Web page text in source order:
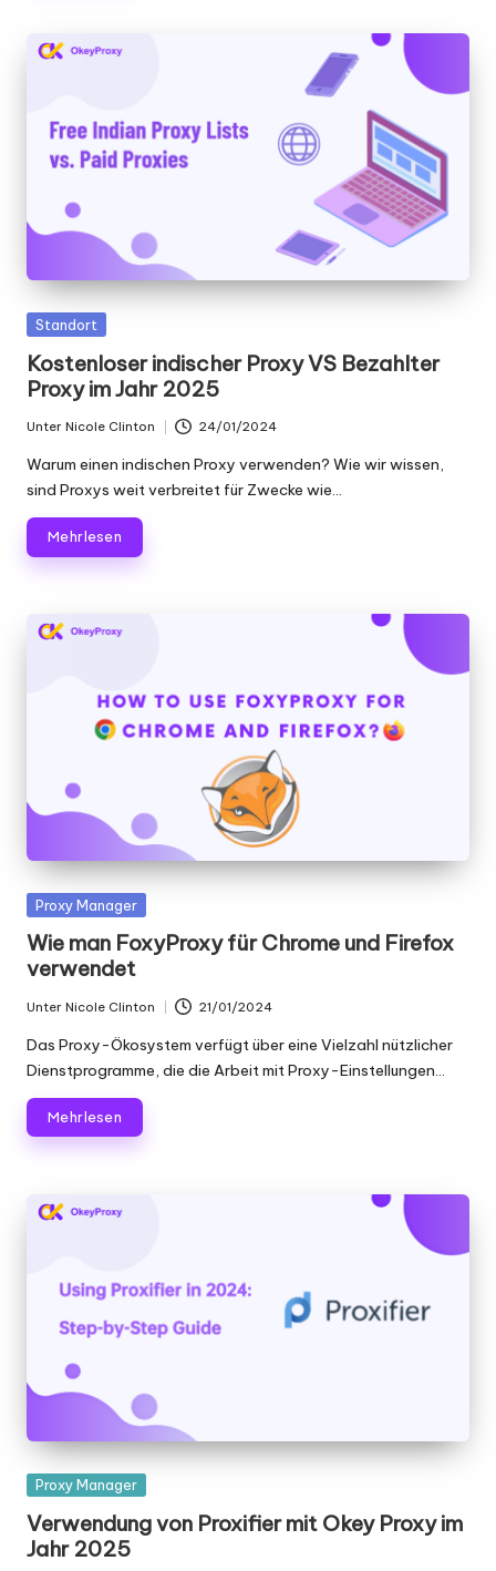
o
Gepostet
Standort
Kostenloser indischer Proxy VS Bezahlter
Proxy im Jahr 2025
von
Unter Nicole Clinton 24/01/2024
Warum einen indischen Proxy verwenden? Wie wir wissen,
sind Proxys weit verbreitet für Zwecke wie...
Mehr lesen
Gepostet
Proxy Manager
Wie man FoxyProxy für Chrome und Firefox
verwendet
Geschrieben
von
Unter Nicole Clinton 21/01/2024
Das Proxy-Ökosystem verfügt über eine Vielzahl nützlicher
Dienstprogramme, die die Arbeit mit Proxy-Einstellungen...
Mehr lesen
Gepostet
Proxy Manager
Verwendung von Proxifier mit Okey Proxy im
Jahr 2025